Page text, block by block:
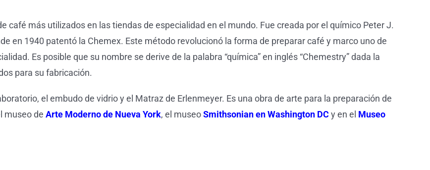
café más utilizados en las tiendas de especialidad en el mundo. Fue creada por el químico Peter J.
en 1940 patentó la Chemex. Este método revolucionó la forma de preparar café y marco uno de
Es posible que su nombre se derive de la palabra “química” en inglés “Chemestry” dada la
para su fabricación.
el embudo de vidrio y el Matraz de Erlenmeyer. Es una obra de arte para la preparación de
museo de Arte Moderno de Nueva York, el museoSmithsonian en Washington DCy en el Museo